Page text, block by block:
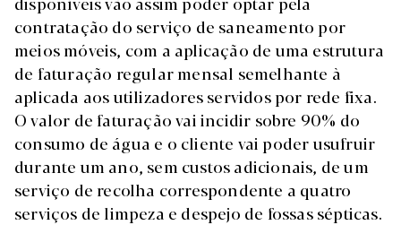
contratação do serviço de saneamento por
meios móveis, com a aplicação de uma estrutura
de faturação regular mensal semelhante à
aplicada aos utilizadores servidos por rede fixa.
O valor de faturação vai incidir sobre 90% do
consumo de água e o cliente vai poder usufruir
durante um ano, sem custos adicionais, de um
serviço de recolha correspondente a quatro
serviços de limpeza e despejo de fossas sépticas.